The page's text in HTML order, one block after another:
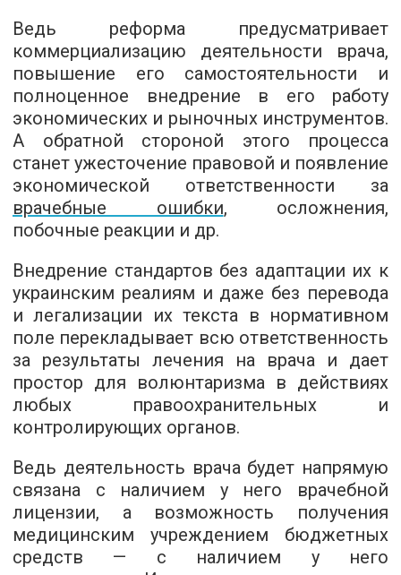
Ведь реформа предусматривает
коммерциализацию деятельности врача,
повышение его самостоятельности и
полноценное внедрение в его работу
экономических и рыночных инструментов.
А обратной стороной этого процесса
станет ужесточение правовой и появление
экономической ответственности за
врачебные ошибки, осложнения,
побочные реакции и др.
Внедрение стандартов без адаптации их к
украинским реалиям и даже без перевода
и легализации их текста в нормативном
поле перекладывает всю ответственность
за результаты лечения на врача и дает
простор для волюнтаризма в действиях
любых правоохранительных и
контролирующих органов.
Ведь деятельность врача будет напрямую
связана с наличием у него врачебной
лицензии, а возможность получения
медицинским учреждением бюджетных
средств — с наличием у него